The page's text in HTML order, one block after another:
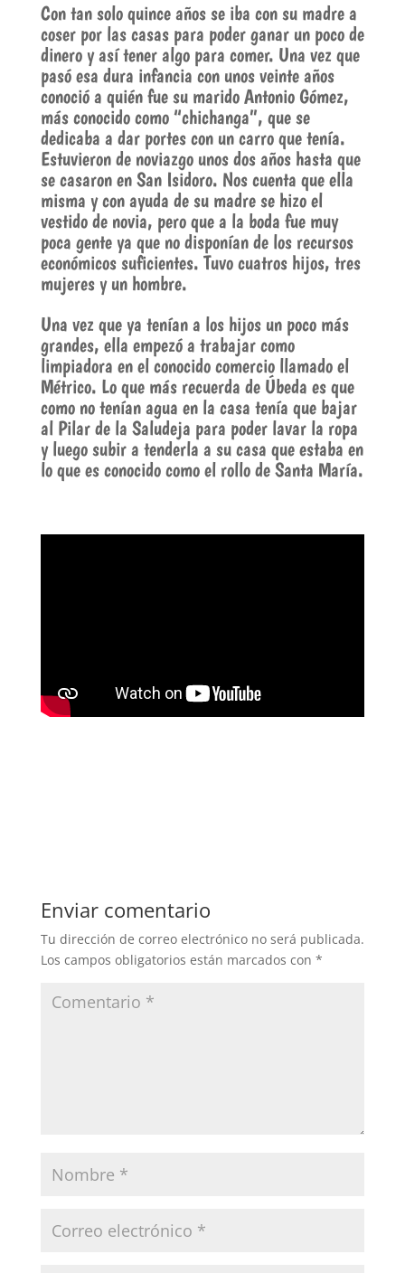
Con tan solo quince años se iba con su madre a
coser por las casas para poder ganar un poco de
dinero y así tener algo para comer. Una vez que
pasó esa dura infancia con unos veinte años
conoció a quién fue su marido Antonio Gómez,
más conocido como “chichanga”, que se
dedicaba a dar portes con un carro que tenía.
Estuvieron de noviazgo unos dos años hasta que
se casaron en San Isidoro. Nos cuenta que ella
misma y con ayuda de su madre se hizo el
vestido de novia, pero que a la boda fue muy
poca gente ya que no disponían de los recursos
económicos suficientes. Tuvo cuatros hijos, tres
mujeres y un hombre.
Una vez que ya tenían a los hijos un poco más
grandes, ella empezó a trabajar como
limpiadora en el conocido comercio llamado el
Métrico. Lo que más recuerda de Úbeda es que
como no tenían agua en la casa tenía que bajar
al Pilar de la Saludeja para poder lavar la ropa
y luego subir a tenderla a su casa que estaba en
lo que es conocido como el rollo de Santa María.
Enviar comentario
Tu dirección de correo electrónico no será publicada.
Los campos obligatorios están marcados con *